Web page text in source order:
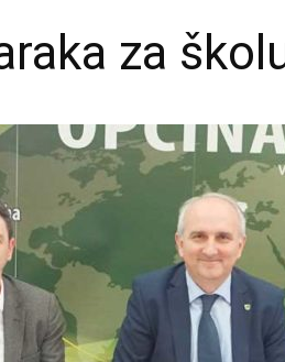
Zenica
za